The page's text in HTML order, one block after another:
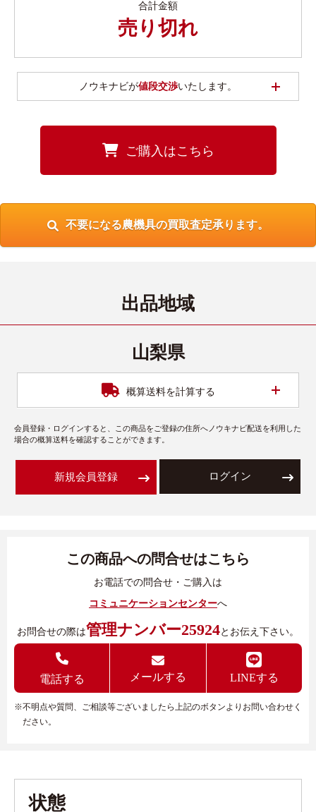
合計金額
売り切れ
ノウキナビが値段交渉いたします。
ご購入はこちら
不要になる農機具の買取査定承ります。
出品地域
山梨県
概算送料を計算する
会員登録・ログインすると、この商品をご登録の住所へノウキナビ配送を利用した
場合の概算送料を確認することができます。
新規会員登録 ログイン
この商品への問合せはこちら
お電話での問合せ・ご購入は
コミュニケーションセンターへ
お問合せの際は管理ナンバー25924とお伝え下さい。
電話する メールする LINEする
※不明点や質問、ご相談等ございましたら上記のボタンよりお問い合わせく
ださい。
状態